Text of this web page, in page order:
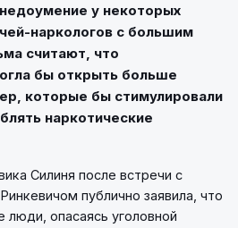
у некоторых
наркологов с большим
считают, что
бы открыть больше
которые бы стимулировали
наркотические
Силиня после встречи с
публично заявила, что
опасаясь уголовной